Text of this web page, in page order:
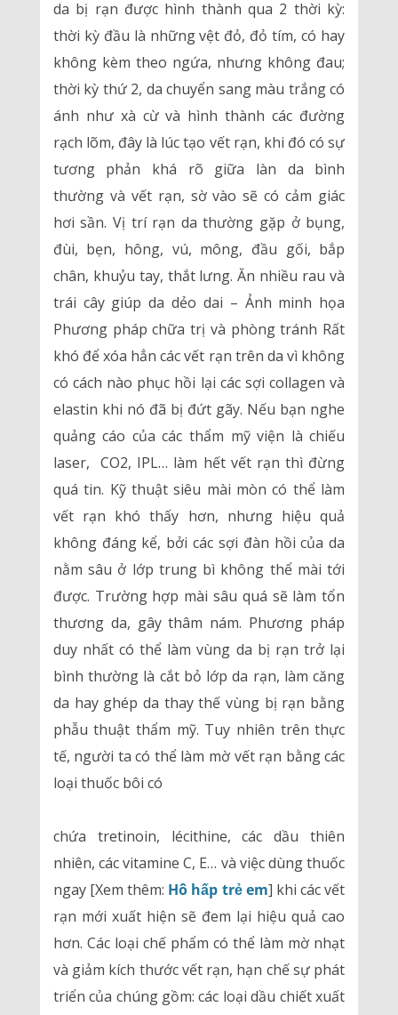
da bị rạn được hình thành qua 2 thời kỳ:
thời kỳ đầu là những vệt đỏ, đỏ tím, có hay
không kèm theo ngứa, nhưng không đau;
thời kỳ thứ 2, da chuyển sang màu trắng có
ánh như xà cừ và hình thành các đường
rạch lõm, đây là lúc tạo vết rạn, khi đó có sự
tương phản khá rõ giữa làn da bình
thường và vết rạn, sờ vào sẽ có cảm giác
hơi sần. Vị trí rạn da thường gặp ở bụng,
đùi, bẹn, hông, vú, mông, đầu gối, bắp
chân, khuỷu tay, thắt lưng. Ăn nhiều rau và
trái cây giúp da dẻo dai – Ảnh minh họa
Phương pháp chữa trị và phòng tránh Rất
khó để xóa hẳn các vết rạn trên da vì không
có cách nào phục hồi lại các sợi collagen và
elastin khi nó đã bị đứt gãy. Nếu bạn nghe
quảng cáo của các thẩm mỹ viện là chiếu
laser, CO2, IPL… làm hết vết rạn thì đừng
quá tin. Kỹ thuật siêu mài mòn có thể làm
vết rạn khó thấy hơn, nhưng hiệu quả
không đáng kể, bởi các sợi đàn hồi của da
nằm sâu ở lớp trung bì không thể mài tới
được. Trường hợp mài sâu quá sẽ làm tổn
thương da, gây thâm nám. Phương pháp
duy nhất có thể làm vùng da bị rạn trở lại
bình thường là cắt bỏ lớp da rạn, làm căng
da hay ghép da thay thế vùng bị rạn bằng
phẫu thuật thẩm mỹ. Tuy nhiên trên thực
tế, người ta có thể làm mờ vết rạn bằng các
loại thuốc bôi có
chứa tretinoin, lécithine, các dầu thiên
nhiên, các vitamine C, E… và việc dùng thuốc
ngay [Xem thêm: Hô hấp trẻ em] khi các vết
rạn mới xuất hiện sẽ đem lại hiệu quả cao
hơn. Các loại chế phẩm có thể làm mờ nhạt
và giảm kích thước vết rạn, hạn chế sự phát
triển của chúng gồm: các loại dầu chiết xuất